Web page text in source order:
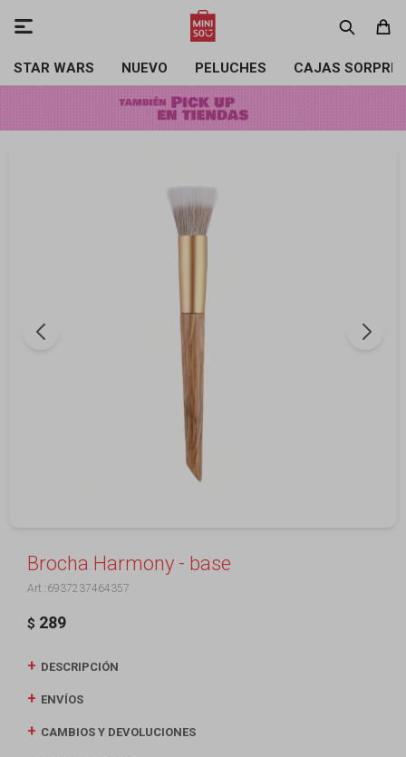
STAR WARS NUEVO PELUCHES CAJAS

Brocha Harmony - base
6937237464357
$ 289
DESCRIPCIÓN
ENVÍOS
CAMBIOS Y DEVOLUCIONES